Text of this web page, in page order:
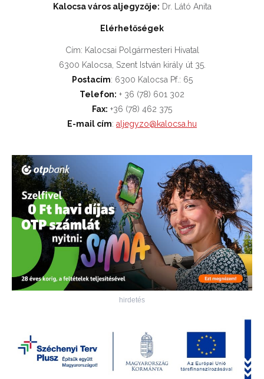
Kalocsa város aljegyzője: Dr. Látó Anita
Elérhetőségek
Cím: Kalocsai Polgármesteri Hivatal
6300 Kalocsa, Szent István király út 35.
Postacím: 6300 Kalocsa Pf.: 65
Telefon: + 36 (78) 601 302
Fax: +36 (78) 462 375
E-mail cím: aljegyzo@kalocsa.hu
hirdetés